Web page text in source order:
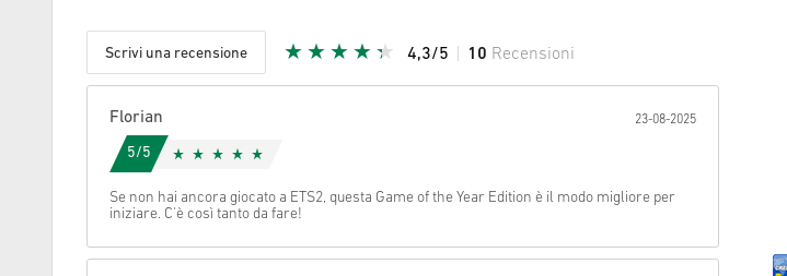
Scrivi una recensione 4,3/5 10 Recensioni
Florian 23-08-2025
5/5
Se non hai ancora giocato a ETS2, questa Game of the Year Edition è il modo migliore per
iniziare. C'è così tanto da fare!